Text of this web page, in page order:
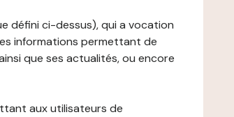
défini ci-dessus), qui a vocation
informations permettant de
que ses actualités, ou encore
aux utilisateurs de